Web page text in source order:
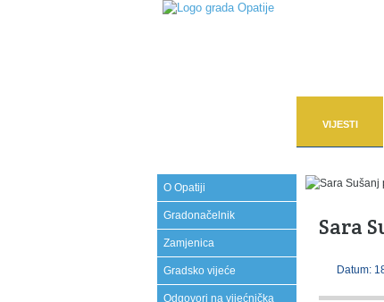
VIJESTI
O Opatiji
Gradonačelnik
Zamjenica
Gradsko vijeće
Odgovori na vijećnička
Sara
Datum: